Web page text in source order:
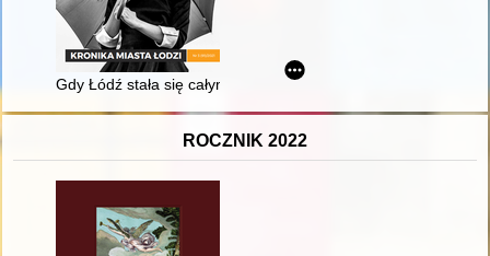
Gdy Łódź stała się całym światem : Henryka Frenkel (1880-
ROCZNIK 2022